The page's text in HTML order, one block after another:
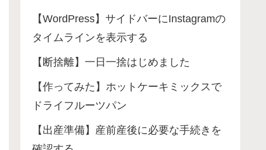
【WordPress】サイドバーにInstagramの
タイムラインを表示する
【断捨離】一日一捨はじめました
【作ってみた】ホットケーキミックスで
ドライフルーツパン
【出産準備】産前産後に必要な手続きを